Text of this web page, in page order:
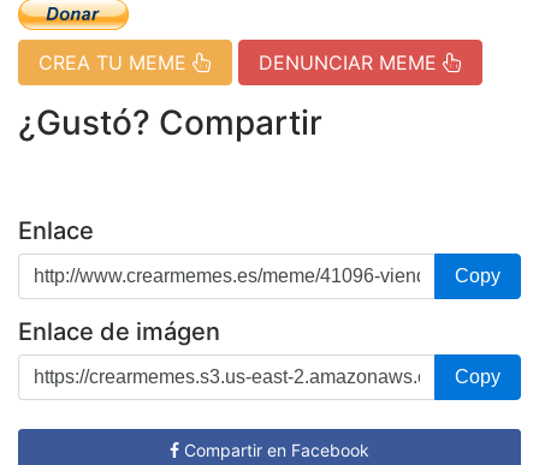
CREA TU MEME DENUNCIAR MEME
¿Gustó? Compartir
Enlace
Copy
Enlace de imágen
Copy
Compartir en Facebook